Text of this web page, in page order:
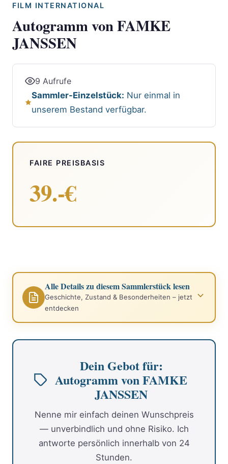
FILM INTERNATIONAL
Autogramm von FAMKE
JANSSEN
9 Aufrufe
Sammler-Einzelstück: Nur einmal in
unserem Bestand verfügbar.
FAIRE PREISBASIS
39.-€
Alle Details zu diesem Sammlerstück lesen
Geschichte, Zustand & Besonderheiten – jetzt
entdecken
Dein Gebot für:
Autogramm von FAMKE
JANSSEN
Nenne mir einfach deinen Wunschpreis
— unverbindlich und ohne Risiko. Ich
antworte persönlich innerhalb von 24
Stunden.